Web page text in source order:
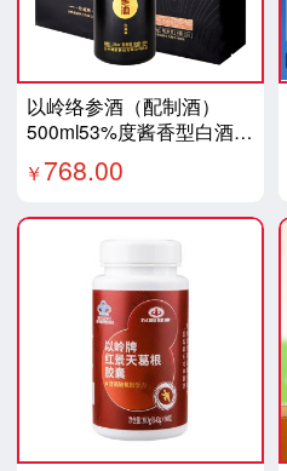
以岭络参酒（配制酒）
500ml53%度酱香型白酒酒
品质生活好物
￥768.00